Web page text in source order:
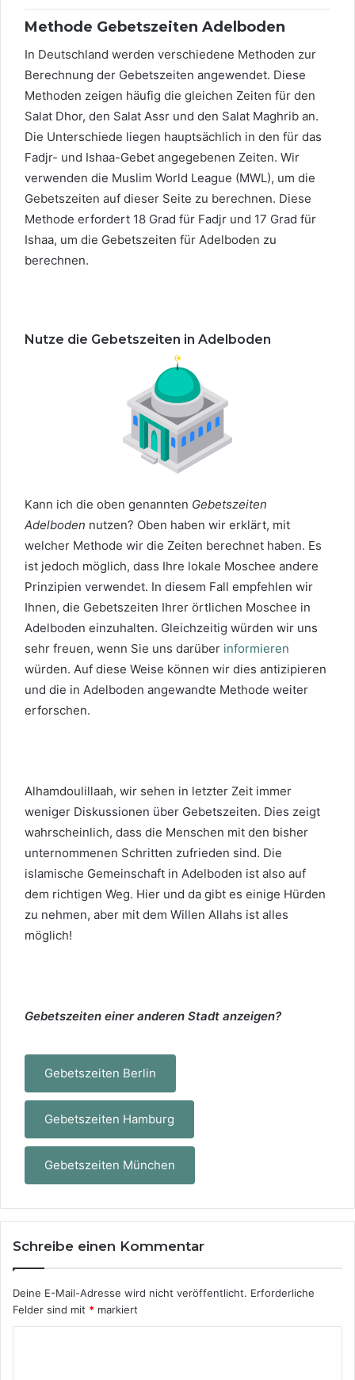
Methode Gebetszeiten Adelboden
In Deutschland werden verschiedene Methoden zur
Berechnung der Gebetszeiten angewendet. Diese
Methoden zeigen häufig die gleichen Zeiten für den
Salat Dhor, den Salat Assr und den Salat Maghrib an.
Die Unterschiede liegen hauptsächlich in den für das
Fadjr- und Ishaa-Gebet angegebenen Zeiten. Wir
verwenden die Muslim World League (MWL), um die
Gebetszeiten auf dieser Seite zu berechnen. Diese
Methode erfordert 18 Grad für Fadjr und 17 Grad für
Ishaa, um die Gebetszeiten für Adelboden zu
berechnen.
Nutze die Gebetszeiten in Adelboden
Kann ich die oben genannten Gebetszeiten
Adelboden nutzen? Oben haben wir erklärt, mit
welcher Methode wir die Zeiten berechnet haben. Es
ist jedoch möglich, dass Ihre lokale Moschee andere
Prinzipien verwendet. In diesem Fall empfehlen wir
Ihnen, die Gebetszeiten Ihrer örtlichen Moschee in
Adelboden einzuhalten. Gleichzeitig würden wir uns
sehr freuen, wenn Sie uns darüber informieren
würden. Auf diese Weise können wir dies antizipieren
und die in Adelboden angewandte Methode weiter
erforschen.
Alhamdoulillaah, wir sehen in letzter Zeit immer
weniger Diskussionen über Gebetszeiten. Dies zeigt
wahrscheinlich, dass die Menschen mit den bisher
unternommenen Schritten zufrieden sind. Die
islamische Gemeinschaft in Adelboden ist also auf
dem richtigen Weg. Hier und da gibt es einige Hürden
zu nehmen, aber mit dem Willen Allahs ist alles
möglich!
Gebetszeiten einer anderen Stadt anzeigen?
Gebetszeiten Berlin
Gebetszeiten Hamburg
Gebetszeiten München
Schreibe einen Kommentar
Deine E-Mail-Adresse wird nicht veröffentlicht. Erforderliche
Felder sind mit * markiert